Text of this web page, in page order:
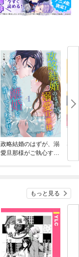
政略結婚のはずが、溺
愛旦那様がご執心すぎ
もっと見る